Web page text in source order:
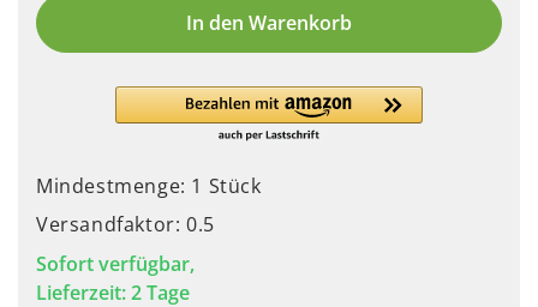
In den Warenkorb
Mindestmenge: 1 Stück
Versandfaktor: 0.5
Sofort verfügbar,
Lieferzeit: 2 Tage